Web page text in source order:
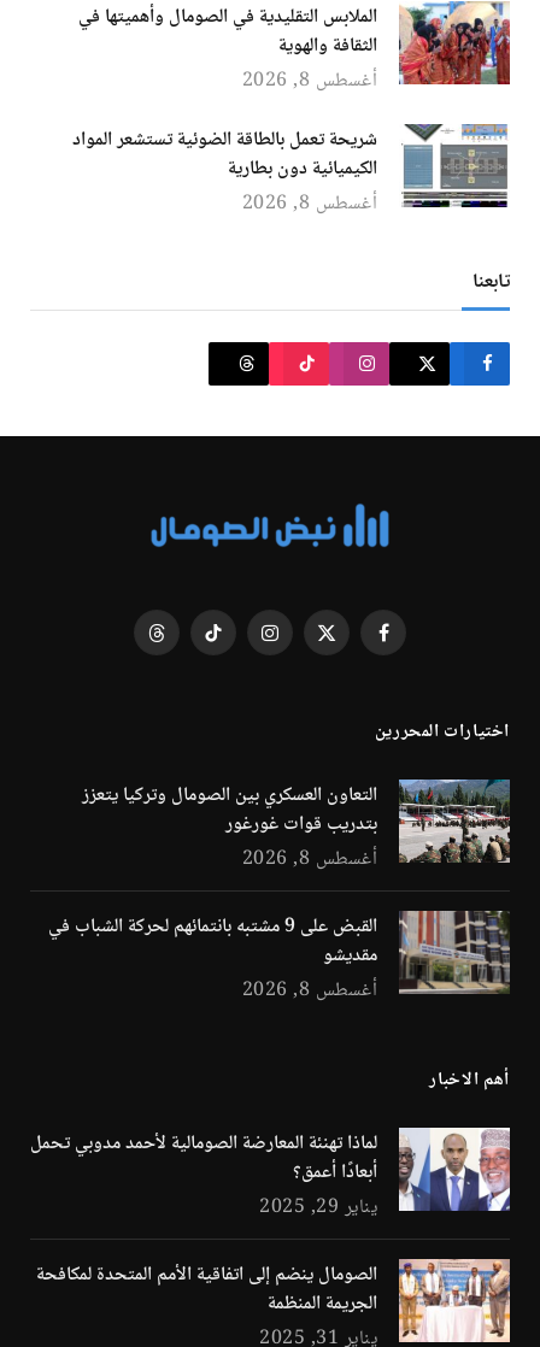
الملابس التقليدية في الصومال وأهميتها في
الثقافة والهوية
أغسطس 8, 2026
شريحة تعمل بالطاقة الضوئية تستشعر المواد
الكيميائية دون بطارية
أغسطس 8, 2026
تابعنا
فيسبوك X
الانستغرامتيكتوك Threads
اختيارات المحررين
التعاون العسكري بين الصومال وتركيا يتعزز
بتدريب قوات غورغور
أغسطس 8, 2026
القبض على 9 مشتبه بانتمائهم لحركة الشباب في
مقديشو
أغسطس 8, 2026
أهم الاخبار
لماذا تهنئة المعارضة الصومالية لأحمد مدوبي تحمل
أبعادًا أعمق؟
يناير 29, 2025
الصومال ينضم إلى اتفاقية الأمم المتحدة لمكافحة
الجريمة المنظمة
يناير 31, 2025